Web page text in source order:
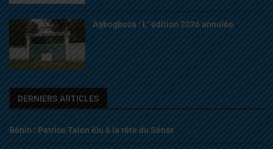
Agbogboza : L’ édition 2026 annulée
DERNIERS ARTICLES
Bénin : Patrice Talon élu à la tête du Sénat